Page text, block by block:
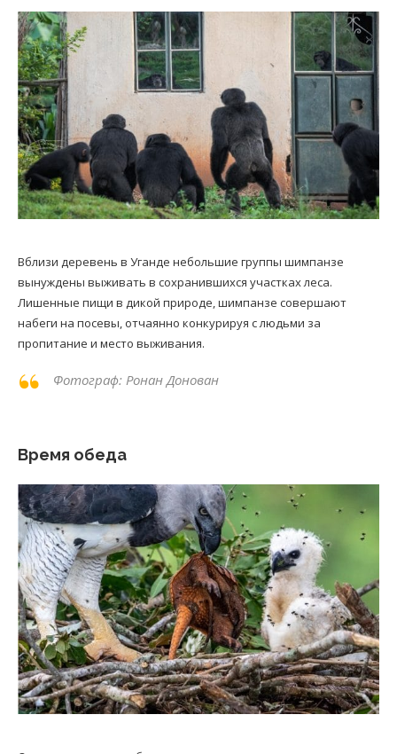
Вблизи деревень в Уганде небольшие группы шимпанзе
вынуждены выживать в сохранившихся участках леса.
Лишенные пищи в дикой природе, шимпанзе совершают
набеги на посевы, отчаянно конкурируя с людьми за
пропитание и место выживания.
Фотограф: Ронан Донован
Время обеда